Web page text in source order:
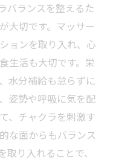
バランスを整えるた
大切です。マッサー
ョンを取り入れ、心
生活も大切です。栄
水分補給も怠らずに
姿勢や呼吸に気を配
、チャクラを刺激す
な面からもバランス
り入れることで、